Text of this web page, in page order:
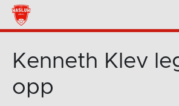
Kenneth Klev
opp